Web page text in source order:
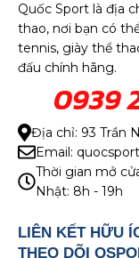
Quốc Sport là địa
thao, nơi bạn có
tennis, giày thể
đấu chính hãng.
0939
Địa chỉ: 93 Trần
Email:
Thời gian mở
Nhật: 8h - 19h
LIÊN KẾT HỮU
THEO DÕI